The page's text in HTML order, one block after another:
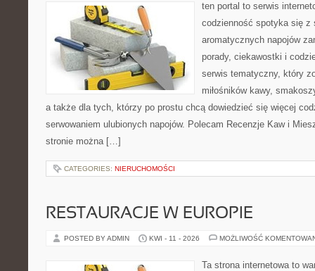
ten portal to serwis
codzienność spotyka się z
aromatycznych napojów
porady, ciekawostki i
serwis tematyczny, który
miłośników kawy,
a także dla tych, którzy po prostu chcą dowiedzieć się więcej
serwowaniem ulubionych napojów. Polecam Recenzje Kaw i
stronie można […]
CATEGORIES: NIERUCHOMOŚCI
RESTAURACJE W EUROPIE
POSTED BY ADMIN KWI - 11 - 2026 MOŻLIWOŚĆ
Ta strona internetowa to